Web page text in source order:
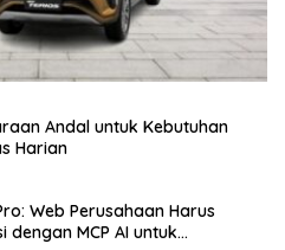
Andal untuk Kebutuhan
Harian
Web Perusahaan Harus
dengan MCP AI untuk